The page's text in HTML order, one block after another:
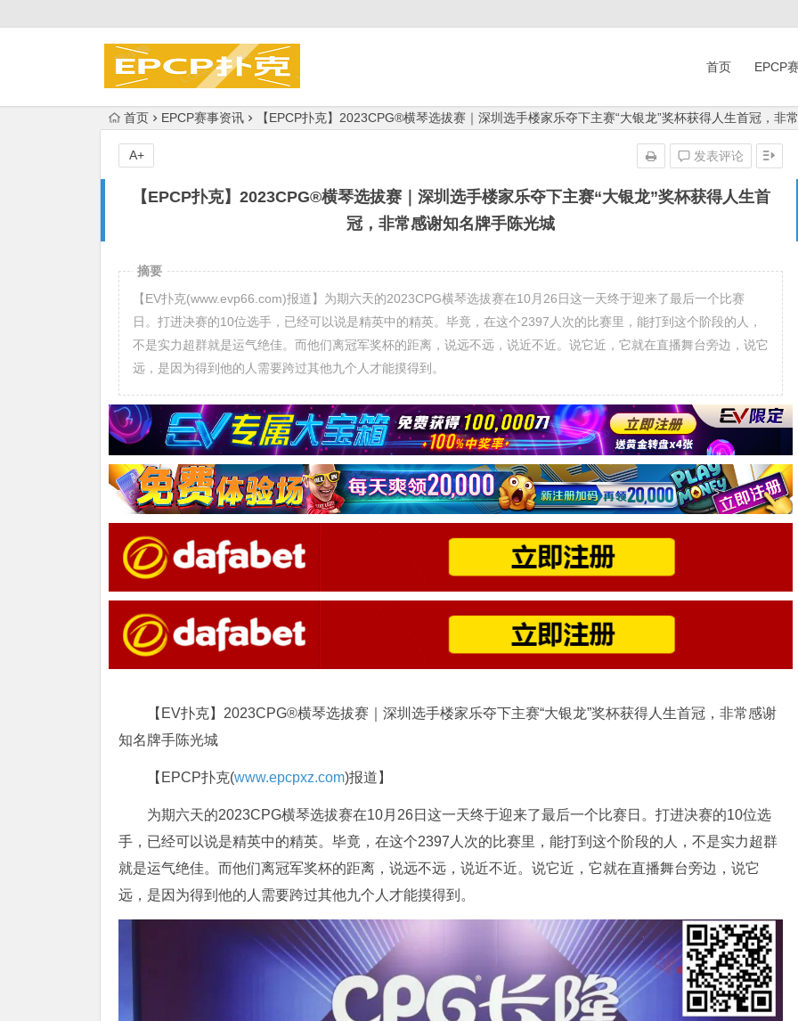
首页 EPCP
首页 EPCP赛事资讯 【EPCP扑克】2023CPG®横琴选拔赛｜深圳选手楼家乐夺下主赛“大银龙”奖杯获得人生首冠，非
【EPCP扑克】2023CPG®横琴选拔赛｜深圳选手楼家乐夺下主赛“大银龙”奖杯获得人生首
冠，非常感谢知名牌手陈光城
发表评论
A+
摘要
【EV扑克(www.evp66.com)报道】为期六天的2023CPG横琴选拔赛在10月26日这一天终于迎来了最后一个比赛
日。打进决赛的10位选手，已经可以说是精英中的精英。毕竟，在这个2397人次的比赛里，能打到这个阶段的人，
不是实力超群就是运气绝佳。而他们离冠军奖杯的距离，说远不远，说近不近。说它近，它就在直播舞台旁边，说它
远，是因为得到他的人需要跨过其他九个人才能摸得到。
【EV扑克】2023CPG®横琴选拔赛｜深圳选手楼家乐夺下主赛“大银龙”奖杯获得人生首冠，非常感谢
知名牌手陈光城
【EPCP扑克(www.epcpxz.com)报道】
为期六天的2023CPG横琴选拔赛在10月26日这一天终于迎来了最后一个比赛日。打进决赛的10位选
手，已经可以说是精英中的精英。毕竟，在这个2397人次的比赛里，能打到这个阶段的人，不是实力超群
就是运气绝佳。而他们离冠军奖杯的距离，说远不远，说近不近。说它近，它就在直播舞台旁边，说它
远，是因为得到他的人需要跨过其他九个人才能摸得到。